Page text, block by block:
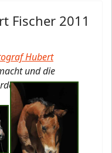
Fischer 2011
Hubert
und die